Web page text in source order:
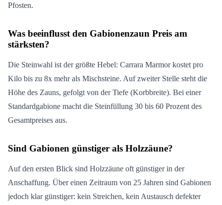
Pfosten.
Was beeinflusst den Gabionenzaun Preis am
stärksten?
Die Steinwahl ist der größte Hebel: Carrara Marmor kostet pro
Kilo bis zu 8x mehr als Mischsteine. Auf zweiter Stelle steht die
Höhe des Zauns, gefolgt von der Tiefe (Korbbreite). Bei einer
Standardgabione macht die Steinfüllung 30 bis 60 Prozent des
Gesamtpreises aus.
Sind Gabionen günstiger als Holzzäune?
Auf den ersten Blick sind Holzzäune oft günstiger in der
Anschaffung. Über einen Zeitraum von 25 Jahren sind Gabionen
jedoch klar günstiger: kein Streichen, kein Austausch defekter